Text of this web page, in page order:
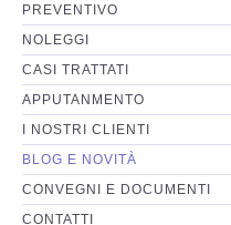
Perzia su Software/
Perizia Fonica e
Perizia su Social
Perizia Web
PREVENTIVO
NOLEGGI
CASI TRATTATI
APPUTANMENTO
I NOSTRI CLIENTI
BLOG E NOVITÀ
CONVEGNI E DOCUMENTI
CONTATTI